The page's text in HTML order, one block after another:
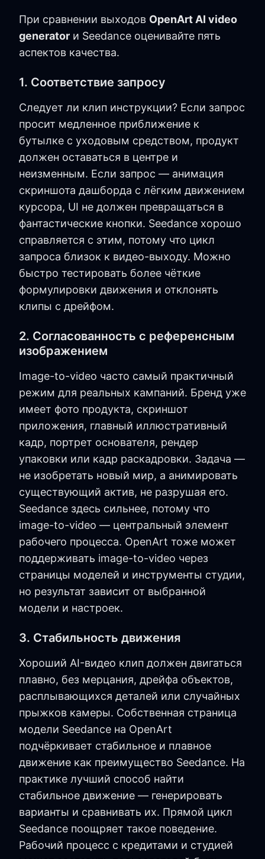
При сравнении выходов OpenArt AI video
generator и Seedance оценивайте пять
аспектов качества.
1. Соответствие запросу
Следует ли клип инструкции? Если запрос
просит медленное приближение к
бутылке с уходовым средством, продукт
должен оставаться в центре и
неизменным. Если запрос — анимация
скриншота дашборда с лёгким движением
курсора, UI не должен превращаться в
фантастические кнопки. Seedance хорошо
справляется с этим, потому что цикл
запроса близок к видео-выходу. Можно
быстро тестировать более чёткие
формулировки движения и отклонять
клипы с дрейфом.
2. Согласованность с референсным
изображением
Image-to-video часто самый практичный
режим для реальных кампаний. Бренд уже
имеет фото продукта, скриншот
приложения, главный иллюстративный
кадр, портрет основателя, рендер
упаковки или кадр раскадровки. Задача —
не изобретать новый мир, а анимировать
существующий актив, не разрушая его.
Seedance здесь сильнее, потому что
image-to-video — центральный элемент
рабочего процесса. OpenArt тоже может
поддерживать image-to-video через
страницы моделей и инструменты студии,
но результат зависит от выбранной
модели и настроек.
3. Стабильность движения
Хороший AI-видео клип должен двигаться
плавно, без мерцания, дрейфа объектов,
расплывающихся деталей или случайных
прыжков камеры. Собственная страница
модели Seedance на OpenArt
подчёркивает стабильное и плавное
движение как преимущество Seedance. На
практике лучший способ найти
стабильное движение — генерировать
варианты и сравнивать их. Прямой цикл
Seedance поощряет такое поведение.
Рабочий процесс с кредитами и студией